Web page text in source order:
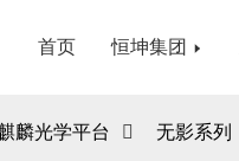
首页 恒坤集团
麟光学平台 无影系列